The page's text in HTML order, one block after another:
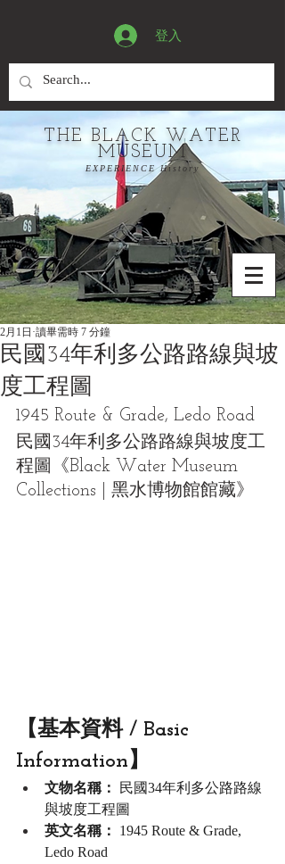
登入
THE BLACK WATER
MUSEUM
EXPERIENCE History
民國34年利多公路路線與坡
度工程圖
2月1日 讀畢需時 7 分鐘
1945 Route & Grade, Ledo Road
民國34年利多公路路線與坡度工
程圖
《Black Water Museum
Collections | 黑水博物館館藏》
【基本資料 / Basic
Information】
文物名稱：
民國34年利多公路路線
與坡度工程圖
英文名稱：
1945 Route & Grade,
Ledo Road